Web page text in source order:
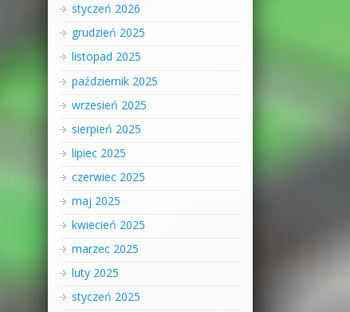
styczeń 2026
grudzień 2025
listopad 2025
październik 2025
wrzesień 2025
sierpień 2025
lipiec 2025
czerwiec 2025
maj 2025
kwiecień 2025
marzec 2025
luty 2025
styczeń 2025